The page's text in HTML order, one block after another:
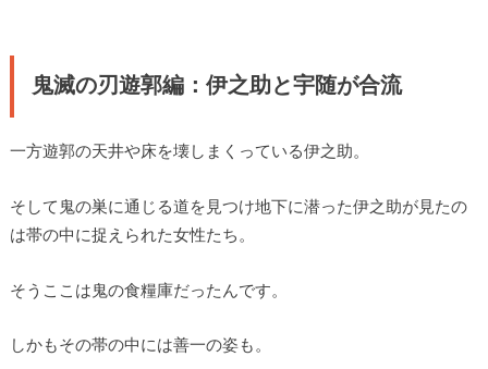
鬼滅の刃遊郭編：伊之助と宇随が合流
一方遊郭の天井や床を壊しまくっている伊之助。
そして鬼の巣に通じる道を見つけ地下に潜った伊之助が見たの
は帯の中に捉えられた女性たち。
そうここは鬼の食糧庫だったんです。
しかもその帯の中には善一の姿も。